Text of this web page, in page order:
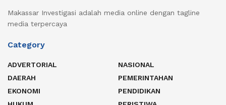
Makassar Investigasi adalah media online dengan tagline
media terpercaya
Category
ADVERTORIAL
DAERAH
EKONOMI
NASIONAL
PEMERINTAHAN
PENDIDIKAN